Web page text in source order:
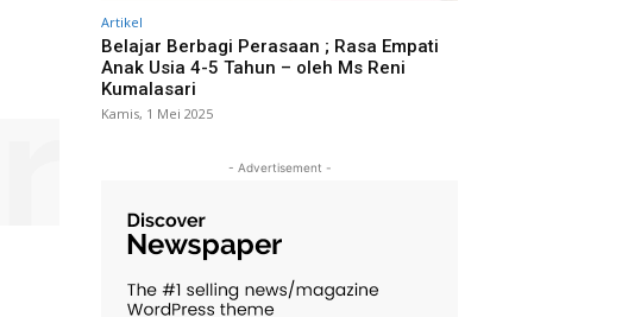
Artikel
Belajar Berbagi Perasaan ; Rasa Empati
Anak Usia 4-5 Tahun – oleh Ms Reni
Kumalasari
Kamis, 1 Mei 2025
- Advertisement -